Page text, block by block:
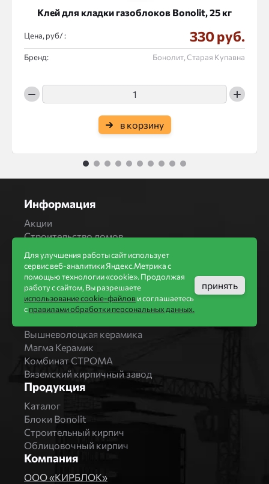
Клей для кладки газоблоков Bonolit, 25 кг
Цена, руб/ : 330 руб.
Бренд: Бонолит, Старая Купавна
в корзину
1 2 3 4 5 6 7 8 9 10
Информация
Акции
Строительство домов
Новости
Статьи
Производители
Бренды
Bonolit
Вышневолоцкая керамика
Магма Керамик
Комбинат СТРОМА
Вяземский кирпичный завод
Продукция
Каталог
Блоки Bonolit
Строительный кирпич
Облицовочный кирпич
Компания
ООО «КИРБЛОК»
Для улучшения работы сайт использует
сервис веб-аналитики Яндекс.Метрика с
помощью технологии «cookie». Продолжая
работу с сайтом, Вы разрешаете
использование cookie-файлови соглашаетесь
справилами обработки персональных данных.
принять